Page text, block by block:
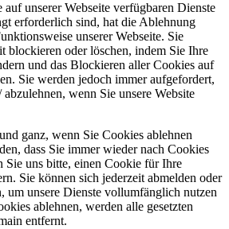
unserer Webseite verfügbaren Dienste
erforderlich sind, hat die Ablehnung
unserer Webseite. Sie
blockieren oder löschen, indem Sie Ihre
und das Blockieren aller Cookies auf
Sie werden jedoch immer aufgefordert,
wenn Sie unsere Website
ganz, wenn Sie Cookies ablehnen
dass Sie immer wieder nach Cookies
Sie uns bitte, einen Cookie für Ihre
Sie können sich jederzeit abmelden oder
um unsere Dienste vollumfänglich nutzen
ablehnen, werden alle gesetzten
entfernt.